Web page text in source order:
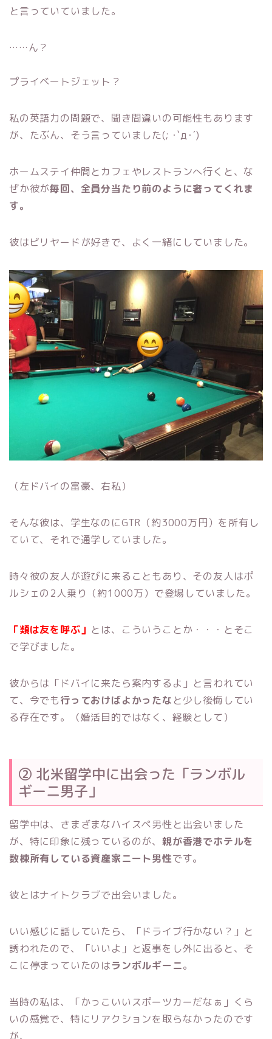
と言っていていました。
……ん？
プライベートジェット？
私の英語力の問題で、聞き間違いの可能性もあります
が、たぶん、そう言っていました(; ･`д･´)
ホームステイ仲間とカフェやレストランへ行くと、な
ぜか彼が毎回、全員分当たり前のように奢ってくれま
す。
彼はビリヤードが好きで、よく一緒にしていました。
（左ドバイの富豪、右私）
そんな彼は、学生なのにGTR（約3000万円）を所有し
ていて、それで通学していました。
時々彼の友人が遊びに来ることもあり、その友人はポ
ルシェの2人乗り（約1000万）で登場していました。
「類は友を呼ぶ」 とは、こういうことか・・・とそこ
で学びました。
彼からは「ドバイに来たら案内するよ」と言われてい
て、今でも行っておけばよかったな と少し後悔してい
る存在です。（婚活目的ではなく、経験として）
② 北米留学中に出会った「ランボル
ギーニ男子」
留学中は、さまざまなハイスペ男性と出会いました
が、特に印象に残っているのが、 親が香港でホテルを
数棟所有している資産家ニート男性です。
彼とはナイトクラブで出会いました。
いい感じに話していたら、「ドライブ行かない？」と
誘われたので、「いいよ」と返事をし外に出ると、そ
こに停まっていたのはランボルギーニ。
当時の私は、「かっこいいスポーツカーだなぁ」くら
いの感覚で、特にリアクションを取らなかったのです
が、